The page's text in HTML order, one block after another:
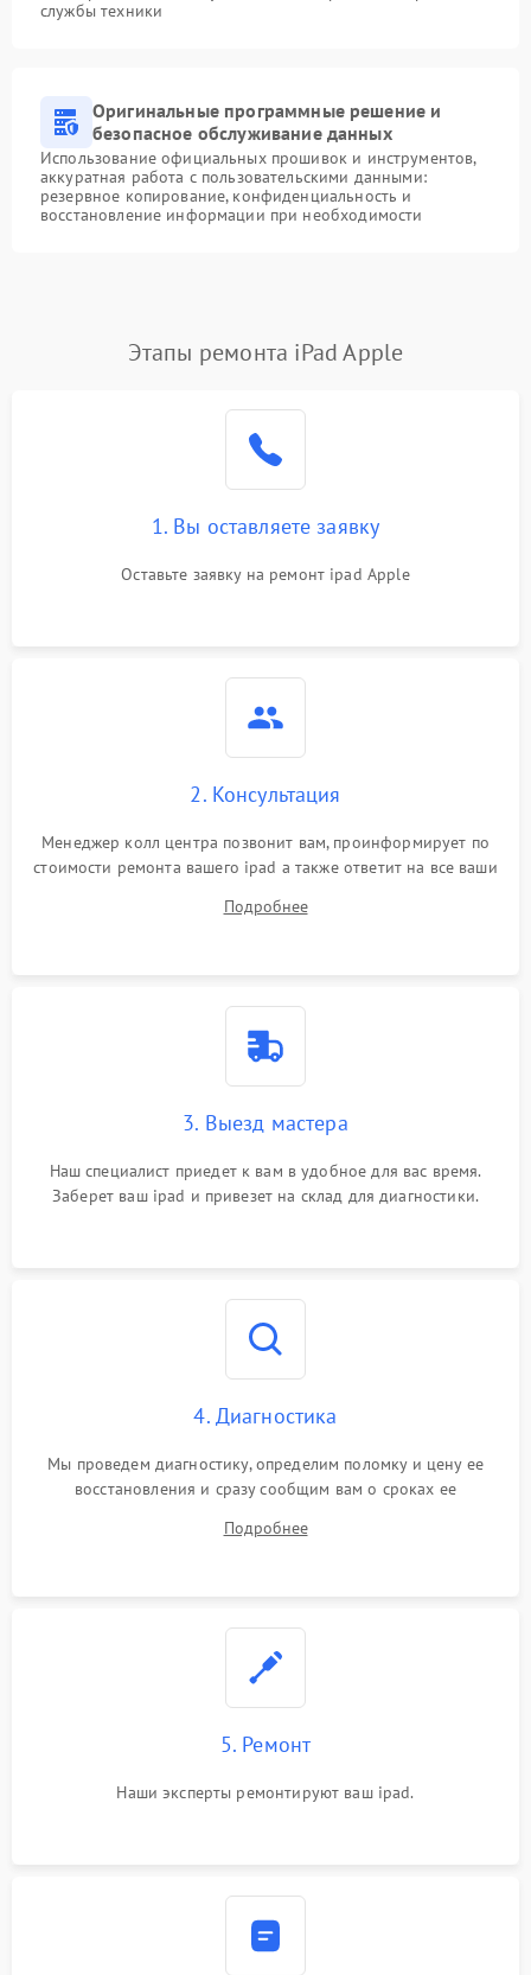
службы техники
Оригинальные программные решение и
безопасное обслуживание данных
Использование официальных прошивок и инструментов,
аккуратная работа с пользовательскими данными:
резервное копирование, конфиденциальность и
восстановление информации при необходимости
Этапы ремонта iPad Apple
1. Вы оставляете заявку
Оставьте заявку на ремонт ipad Apple
2. Консультация
Менеджер колл центра позвонит вам, проинформирует по
стоимости ремонта вашего ipad а также ответит на все ваши
Подробнее
3. Выезд мастера
Наш специалист приедет к вам в удобное для вас время.
Заберет ваш ipad и привезет на склад для диагностики.
4. Диагностика
Мы проведем диагностику, определим поломку и цену ее
восстановления и сразу сообщим вам о сроках ее
Подробнее
5. Ремонт
Наши эксперты ремонтируют ваш ipad.